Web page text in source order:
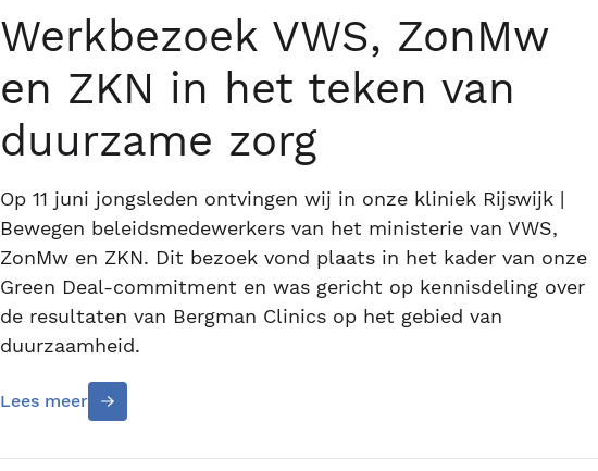
Werkbezoek VWS, ZonMw
en ZKN in het teken van
duurzame zorg
Op 11 juni jongsleden ontvingen wij in onze kliniek Rijswijk |
Bewegen beleidsmedewerkers van het ministerie van VWS,
ZonMw en ZKN. Dit bezoek vond plaats in het kader van onze
Green Deal-commitment en was gericht op kennisdeling over
de resultaten van Bergman Clinics op het gebied van
duurzaamheid.
Lees meer